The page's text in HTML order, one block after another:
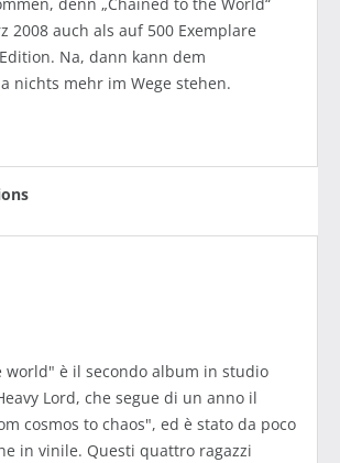
2008 auch als auf 500 Exemplare
Na, dann kann dem
nichts mehr im Wege stehen.
world" è il secondo album in studio
Lord, che segue di un anno il
cosmos to chaos", ed è stato da poco
in vinile. Questi quattro ragazzi